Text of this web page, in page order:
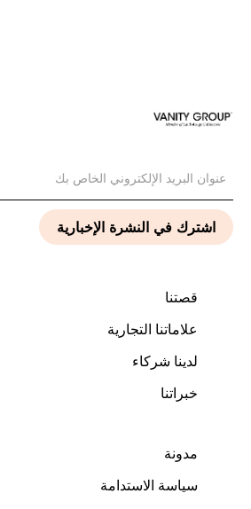
قصتنا
علاماتنا التجارية
لدينا شركاء
خبراتنا
مدونة
سياسة الاستدامة